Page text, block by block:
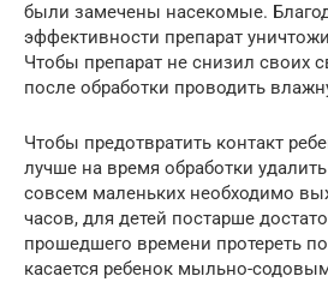
были замечены насекомые.
эффективности препарат
Чтобы препарат не снизил своих
после обработки проводить
Чтобы предотвратить контакт
лучше на время обработки
совсем маленьких необходимо
часов, для детей постарше
прошедшего времени протереть
касается ребенок мыльно-